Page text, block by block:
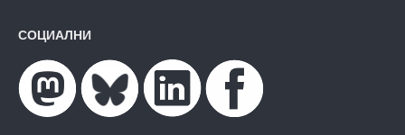
СОЦИАЛНИ